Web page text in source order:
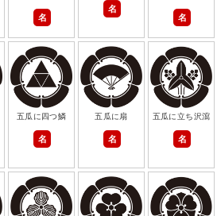
名
名
名
五瓜に四つ鱗
名
五瓜に扇
名
五瓜に立ち沢瀉
名